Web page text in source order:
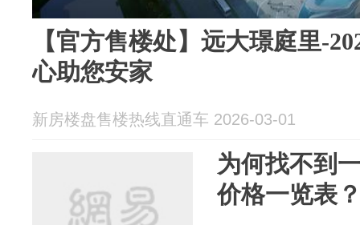
【官方售楼处】远大璟庭里-
心助您安家
新房楼盘售楼热线直通车 2026-03-01
为何找不到
价格一览表